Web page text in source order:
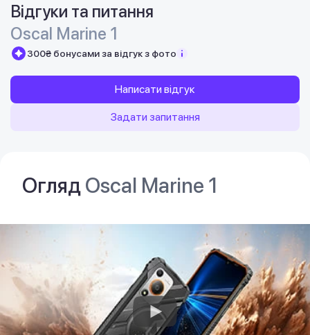
Відгуки та питання
Oscal Marine 1
300₴ бонусами за відгук з фото
Написати відгук
Задати запитання
ОглядOscal Marine 1